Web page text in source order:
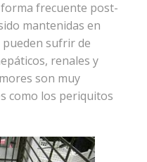
frecuente post-
mantenidas en
pueden sufrir de
renales y
son muy
como los periquitos